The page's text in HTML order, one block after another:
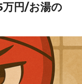
万円/お湯の